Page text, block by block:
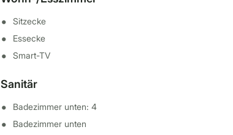
Sitzecke
Essecke
Smart-TV
Sanitär
Badezimmer unten: 4
Badezimmer unten